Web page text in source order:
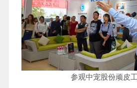
参观中宠股份顽皮